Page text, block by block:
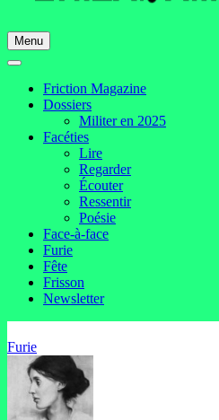
Menu
Friction Magazine
Dossiers
Militer en 2025
Facéties
Lire
Regarder
Écouter
Ressentir
Poésie
Face-à-face
Furie
Fête
Frisson
Newsletter
Furie